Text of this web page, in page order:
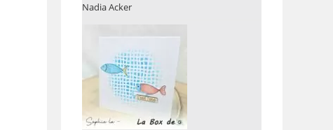
Nadia Acker